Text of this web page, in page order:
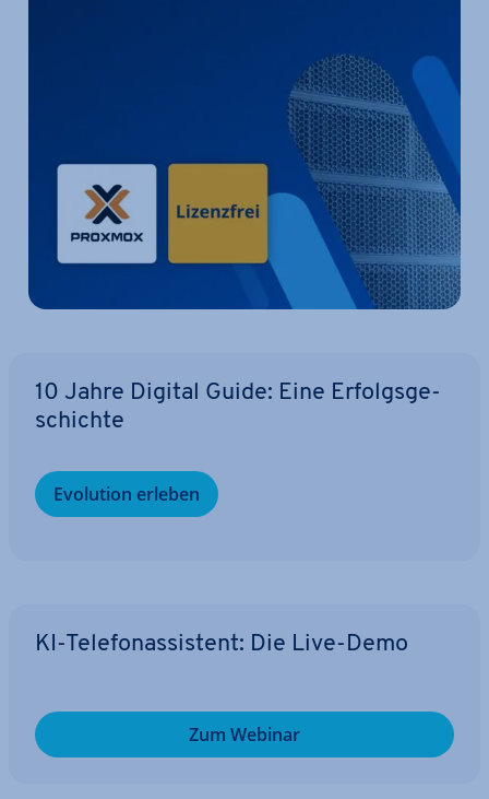
10 Jahre Digital Guide: Eine Er­folgs­ge­
schich­te
Evolution erleben
KI-Te­le­fon­as­sis­tent: Die Live-Demo
Zum Webinar